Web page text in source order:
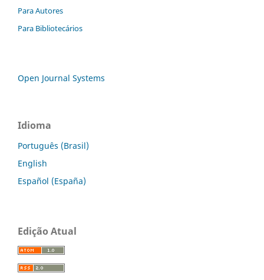
Para Autores
Para Bibliotecários
Open Journal Systems
Idioma
Português (Brasil)
English
Español (España)
Edição Atual